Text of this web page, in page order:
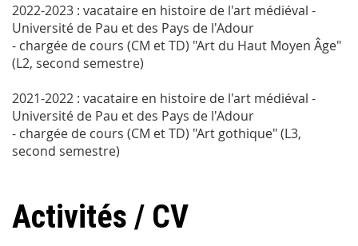
2022-2023 : vacataire en histoire de l'art médiéval -
Université de Pau et des Pays de l'Adour
- chargée de cours (CM et TD) "Art du Haut Moyen Âge"
(L2, second semestre)
2021-2022 : vacataire en histoire de l'art médiéval -
Université de Pau et des Pays de l'Adour
- chargée de cours (CM et TD) "Art gothique" (L3,
second semestre)
Activités / CV